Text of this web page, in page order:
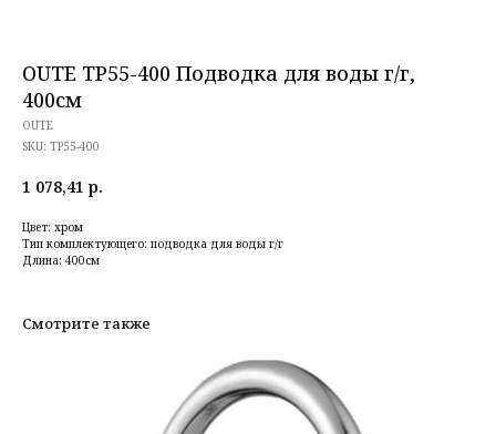
OUTE TP55-400 Подводка для воды г/г,
400см
OUTE
SKU: TP55-400
1 078,41 р.
Цвет: хром
Тип комплектующего: подводка для воды г/г
Длина: 400см
Смотрите также